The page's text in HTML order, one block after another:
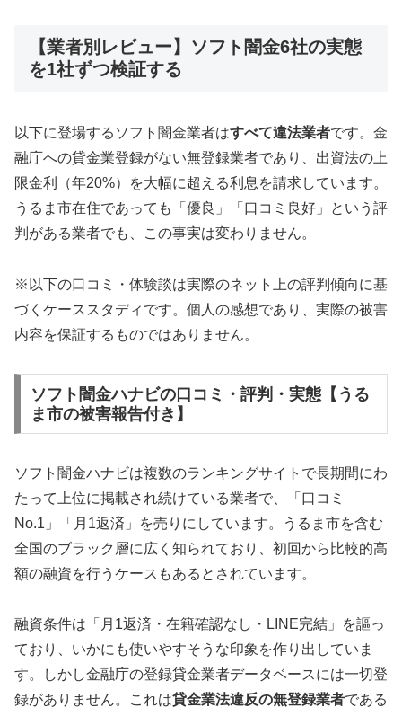
【業者別レビュー】ソフト闇金6社の実態
を1社ずつ検証する
以下に登場するソフト闇金業者はすべて違法業者です。金
融庁への貸金業登録がない無登録業者であり、出資法の上
限金利（年20%）を大幅に超える利息を請求しています。
うるま市在住であっても「優良」「口コミ良好」という評
判がある業者でも、この事実は変わりません。
※以下の口コミ・体験談は実際のネット上の評判傾向に基
づくケーススタディです。個人の感想であり、実際の被害
内容を保証するものではありません。
ソフト闇金ハナビの口コミ・評判・実態【うる
ま市の被害報告付き】
ソフト闇金ハナビは複数のランキングサイトで長期間にわ
たって上位に掲載され続けている業者で、「口コミ
No.1」「月1返済」を売りにしています。うるま市を含む
全国のブラック層に広く知られており、初回から比較的高
額の融資を行うケースもあるとされています。
融資条件は「月1返済・在籍確認なし・LINE完結」を謳っ
ており、いかにも使いやすそうな印象を作り出していま
す。しかし金融庁の登録貸金業者データベースには一切登
録がありません。これは貸金業法違反の無登録業者である